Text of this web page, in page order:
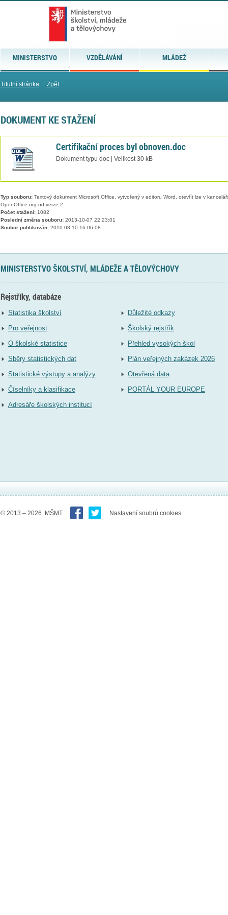
MINISTERSTVO VZDĚLÁVÁNÍ MLÁDEŽ
Titulní stránka| Zpět
DOKUMENT KE STAŽENÍ
Certifikační proces byl obnoven.doc
Dokument typu doc | Velikost 30 kB
Typ souboru:Textový dokument Microsoft Office, vytvořený v editoru Word, otevřít lze v
OpenOffice.org od verze 2.
Počet stažení:1082
Poslední změna souboru:2013-10-07 22:23:01
Soubor publikován:2010-08-10 16:06:08
MINISTERSTVO ŠKOLSTVÍ, MLÁDEŽE A TĚLOVÝCHOVY
Rejstříky, databáze
Statistika školství
Pro veřejnost
O školské statistice
Sběry statistických dat
Statistické výstupy a analýzy
Číselníky a klasifikace
Adresáře školských institucí
Důležité odkazy
Školský rejstřík
Přehled vysokých škol
Plán veřejných zakázek 2026
Otevřená data
PORTÁL YOUR EUROPE
© 2013 – 2026 MŠMT Nastavení soubrů cookies